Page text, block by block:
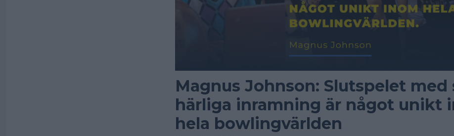
Magnus Johnson: Slutspelet med
härliga inramning är något unikt
hela bowlingvärlden